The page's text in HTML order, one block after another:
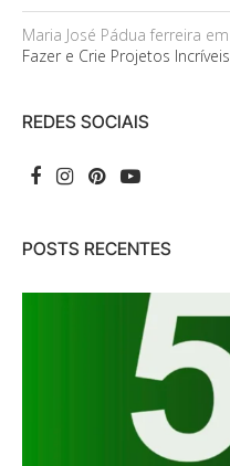
Maria José Pádua ferreira em
Fazer e Crie Projetos Incríveis
REDES SOCIAIS
POSTS RECENTES